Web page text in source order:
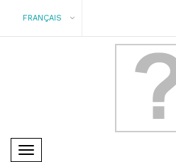
FRANÇAIS
Basculer